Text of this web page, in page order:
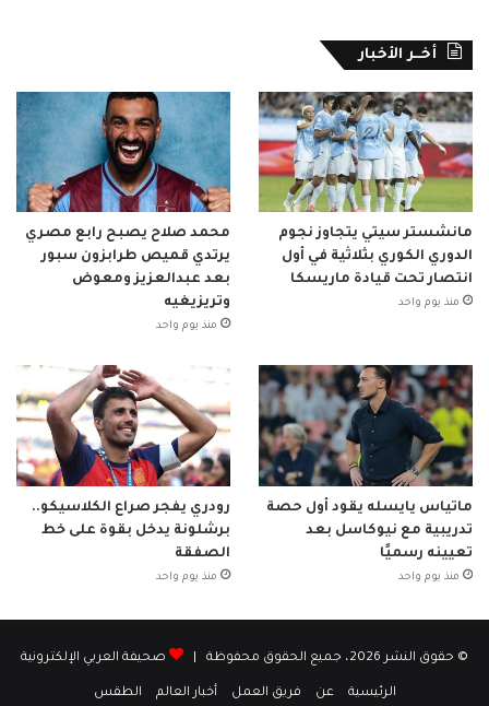
أخــر الأخبار
مانشستر سيتي يتجاوز نجوم
الدوري الكوري بثلاثية في أول
انتصار تحت قيادة ماريسكا
منذ يوم واحد
محمد صلاح يصبح رابع مصري
يرتدي قميص طرابزون سبور
بعد عبدالعزيز ومعوض
وتريزيغيه
منذ يوم واحد
ماتياس يايسله يقود أول حصة
تدريبية مع نيوكاسل بعد
تعيينه رسميًا
منذ يوم واحد
رودري يفجر صراع الكلاسيكو..
برشلونة يدخل بقوة على خط
الصفقة
منذ يوم واحد
© حقوق النشر 2026، جميع الحقوق محفوظة | صحيفة العربي الإلكترونية
الرئيسية عن فريق العمل أخبار العالم الطقس